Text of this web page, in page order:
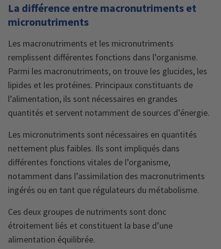
La différence entre macronutriments et
micronutriments
Les macronutriments et les micronutriments
remplissent différentes fonctions dans l’organisme.
Parmi les macronutriments, on trouve les glucides, les
lipides et les protéines. Principaux constituants de
l’alimentation, ils sont nécessaires en grandes
quantités et servent notamment de sources d’énergie.
Les micronutriments sont nécessaires en quantités
nettement plus faibles. Ils sont impliqués dans
différentes fonctions vitales de l’organisme,
notamment dans l’assimilation des macronutriments
ingérés ou en tant que régulateurs du métabolisme.
Ces deux groupes de nutriments sont donc
étroitement liés et constituent la base d’une
alimentation équilibrée.